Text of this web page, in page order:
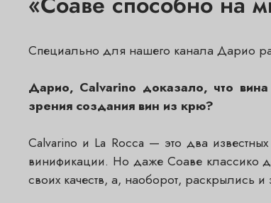
Специально для нашего канала Дарио
Дарио, Calvarino доказало, что
зрения создания вин из крю?
Calvarino и La Rocca — это два
винификации. Но даже Соаве классико
своих качеств, а, наоборот, раскрылись